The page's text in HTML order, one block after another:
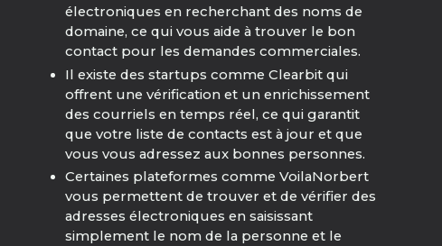
électroniques en recherchant des noms de
domaine, ce qui vous aide à trouver le bon
contact pour les demandes commerciales.
Il existe des startups comme Clearbit qui
offrent une vérification et un enrichissement
des courriels en temps réel, ce qui garantit
que votre liste de contacts est à jour et que
vous vous adressez aux bonnes personnes.
Certaines plateformes comme VoilaNorbert
vous permettent de trouver et de vérifier des
adresses électroniques en saisissant
simplement le nom de la personne et le